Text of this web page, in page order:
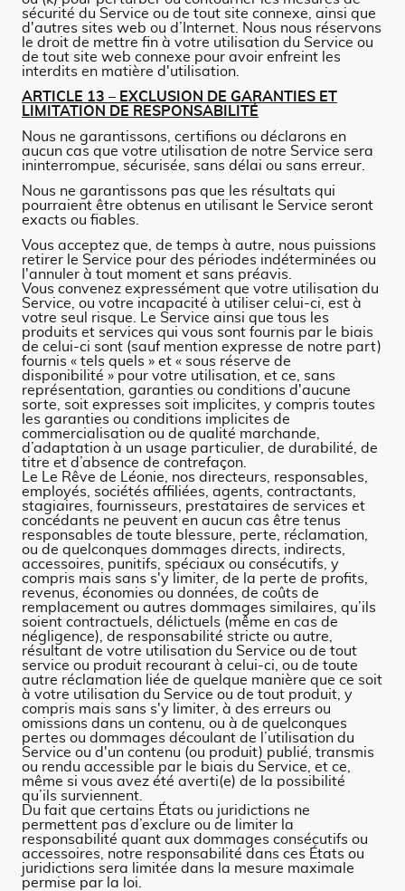
sécurité du Service ou de tout site connexe, ainsi que
d'autres sites web ou d’Internet. Nous nous réservons
le droit de mettre fin à votre utilisation du Service ou
de tout site web connexe pour avoir enfreint les
interdits en matière d'utilisation.
ARTICLE 13 – EXCLUSION DE GARANTIES ET
LIMITATION DE RESPONSABILITÉ
Nous ne garantissons, certifions ou déclarons en
aucun cas que votre utilisation de notre Service sera
ininterrompue, sécurisée, sans délai ou sans erreur.
Nous ne garantissons pas que les résultats qui
pourraient être obtenus en utilisant le Service seront
exacts ou fiables.
Vous acceptez que, de temps à autre, nous puissions
retirer le Service pour des périodes indéterminées ou
l'annuler à tout moment et sans préavis.
Vous convenez expressément que votre utilisation du
Service, ou votre incapacité à utiliser celui-ci, est à
votre seul risque. Le Service ainsi que tous les
produits et services qui vous sont fournis par le biais
de celui-ci sont (sauf mention expresse de notre part)
fournis « tels quels » et « sous réserve de
disponibilité » pour votre utilisation, et ce, sans
représentation, garanties ou conditions d'aucune
sorte, soit expresses soit implicites, y compris toutes
les garanties ou conditions implicites de
commercialisation ou de qualité marchande,
d’adaptation à un usage particulier, de durabilité, de
titre et d’absence de contrefaçon.
Le Le Rêve de Léonie, nos directeurs, responsables,
employés, sociétés affiliées, agents, contractants,
stagiaires, fournisseurs, prestataires de services et
concédants ne peuvent en aucun cas être tenus
responsables de toute blessure, perte, réclamation,
ou de quelconques dommages directs, indirects,
accessoires, punitifs, spéciaux ou consécutifs, y
compris mais sans s'y limiter, de la perte de profits,
revenus, économies ou données, de coûts de
remplacement ou autres dommages similaires, qu’ils
soient contractuels, délictuels (même en cas de
négligence), de responsabilité stricte ou autre,
résultant de votre utilisation du Service ou de tout
service ou produit recourant à celui-ci, ou de toute
autre réclamation liée de quelque manière que ce soit
à votre utilisation du Service ou de tout produit, y
compris mais sans s'y limiter, à des erreurs ou
omissions dans un contenu, ou à de quelconques
pertes ou dommages découlant de l’utilisation du
Service ou d'un contenu (ou produit) publié, transmis
ou rendu accessible par le biais du Service, et ce,
même si vous avez été averti(e) de la possibilité
qu’ils surviennent.
Du fait que certains États ou juridictions ne
permettent pas d’exclure ou de limiter la
responsabilité quant aux dommages consécutifs ou
accessoires, notre responsabilité dans ces États ou
juridictions sera limitée dans la mesure maximale
permise par la loi.